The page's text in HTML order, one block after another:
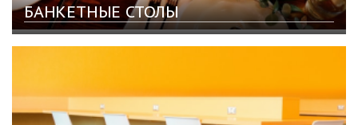
БАНКЕТНЫЕ СТОЛЫ